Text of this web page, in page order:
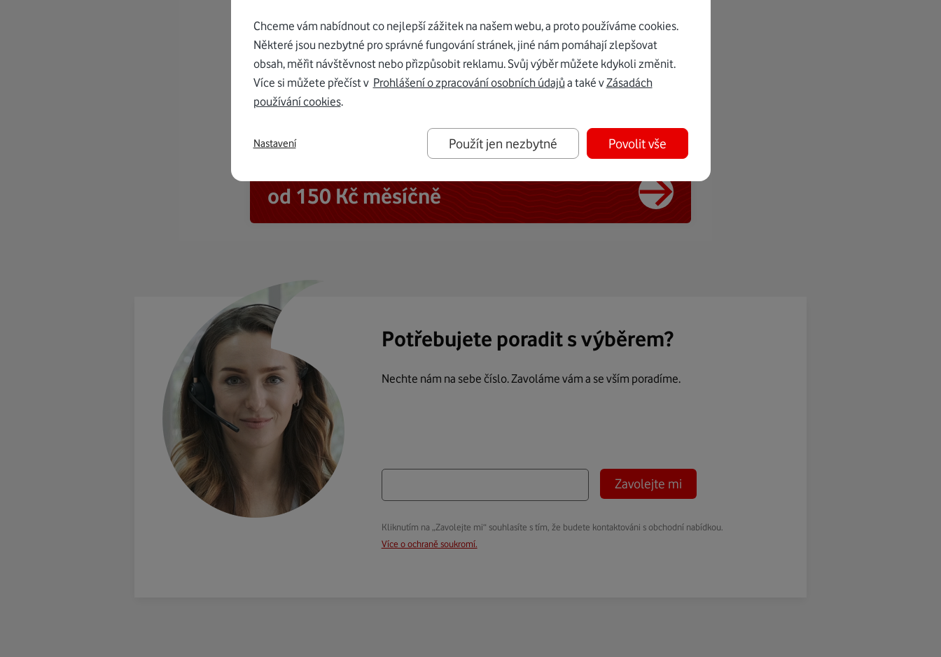
od 150 Kč měsíčně
Potřebujete poradit s výběrem?
Nechte nám na sebe číslo. Zavoláme vám a se vším poradíme.
Zavolejte mi
Kliknutím na „Zavolejte mi“ souhlasíte s tím, že budete kontaktováni s obchodní nabídkou.
Více o ochraně soukromí.
Chceme vám nabídnout co nejlepší zážitek na našem webu, a proto používáme cookies.
Některé jsou nezbytné pro správné fungování stránek, jiné nám pomáhají zlepšovat
obsah, měřit návštěvnost nebo přizpůsobit reklamu. Svůj výběr můžete kdykoli změnit.
Více si můžete přečíst v Prohlášení o zpracování osobních údajů a také vZásadách
používání cookies.
Použít jen nezbytné Povolit vše
Nastavení